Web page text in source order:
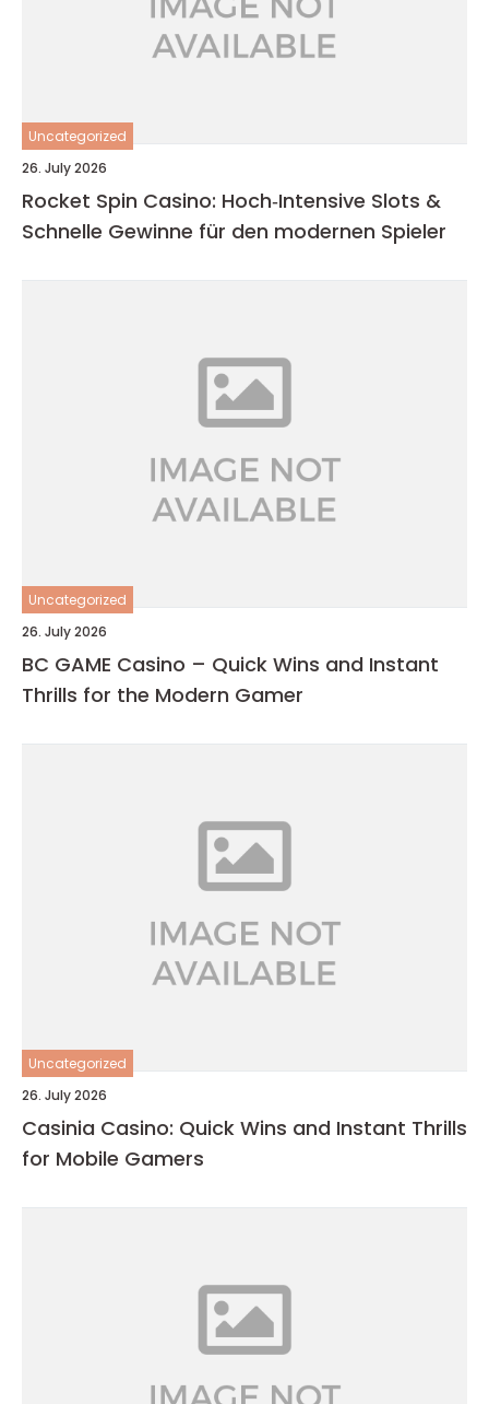
Uncategorized
26. July 2026
Rocket Spin Casino: Hoch‑Intensive Slots &
Schnelle Gewinne für den modernen Spieler
Uncategorized
26. July 2026
BC GAME Casino – Quick Wins and Instant
Thrills for the Modern Gamer
Uncategorized
26. July 2026
Casinia Casino: Quick Wins and Instant Thrills
for Mobile Gamers